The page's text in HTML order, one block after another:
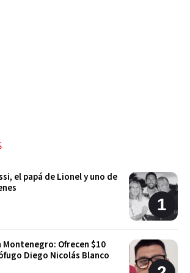
y uno de
Montenegro: Ofrecen $10
Diego Nicolás Blanco